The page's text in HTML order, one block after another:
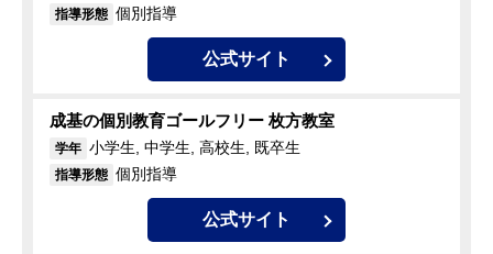
指導形態 個別指導
公式サイト
成基の個別教育ゴールフリー 枚方教室
学年 小学生, 中学生, 高校生, 既卒生
指導形態 個別指導
公式サイト